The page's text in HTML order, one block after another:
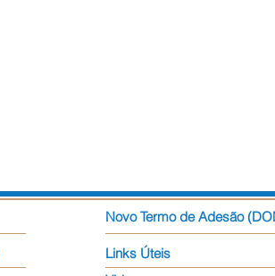
Novo Termo de Adesão
Links Úteis